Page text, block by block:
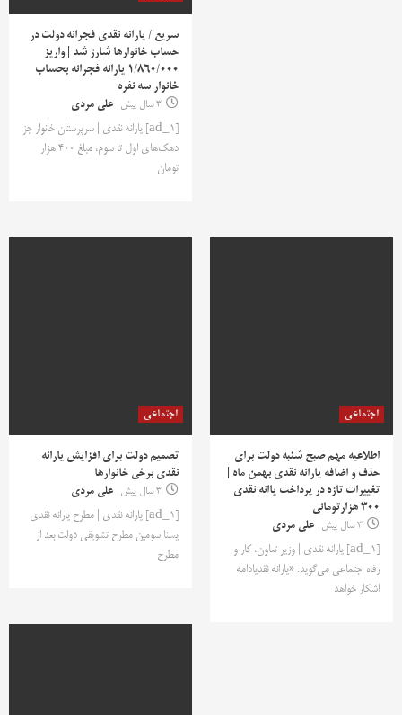
سریع / یارانه نقدی فجرانه دولت در
حساب خانوارها شارژ شد | واریز
1/860/000 یارانه فجرانه بحساب
خانوار سه نفره
3 سال پیش
علی مردی
[ad_1] یارانه نقدی | سرپرستان خانوار جز
دهک‌های اول تا سوم، مبلغ ۴۰۰ هزار
تومان
اجتماعی
اطلاعیه مهم صبح شنبه دولت برای
حذف و اضافه یارانه نقدی بهمن ماه |
تغییرات تازه در پرداخت یاانه نقدی
300 هزارتومانی
3 سال پیش
علی مردی
[ad_1] یارانه نقدی | وزیر تعاون، کار و
رفاه اجتماعی می‌گوید: «یارانه نقدیادامه
اشکار خواهد
اجتماعی
تصمیم دولت برای افزایش یارانه
نقدی برخی خانوارها
3 سال پیش
علی مردی
[ad_1] یارانه نقدی | مطرح یارانه نقدی
یسنا سومین مطرح تشویقی دولت بعد از
مطرح